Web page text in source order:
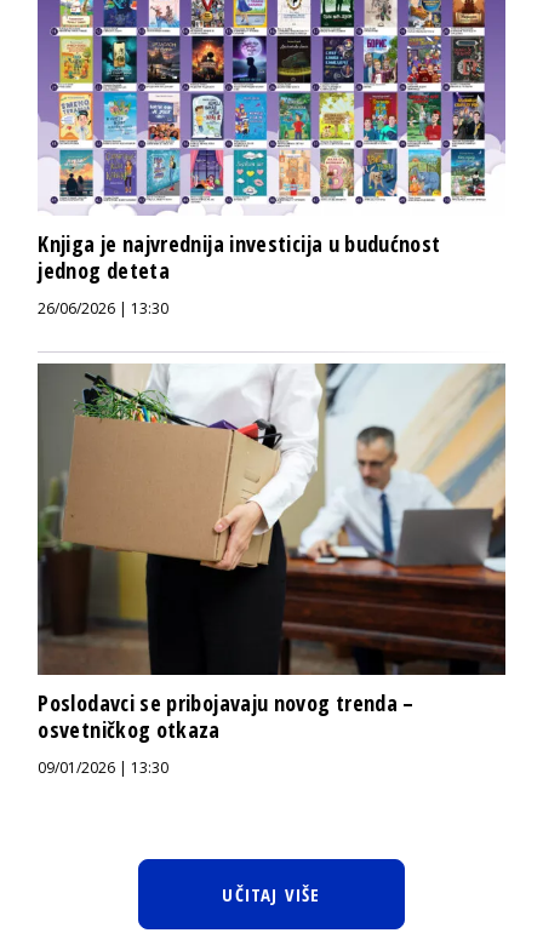
Knjiga je najvrednija investicija u budućnost
jednog deteta
26/06/2026 | 13:30
Poslodavci se pribojavaju novog trenda –
osvetničkog otkaza
09/01/2026 | 13:30
UČITAJ VIŠE